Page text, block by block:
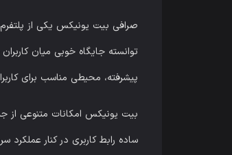
صرافی بیت یونیکس یکی از
توانسته جایگاه خوبی میان
پیشرفته، محیطی مناسب برای
بیت یونیکس امکانات متنوعی از
ساده رابط کاربری در کنار عملکرد